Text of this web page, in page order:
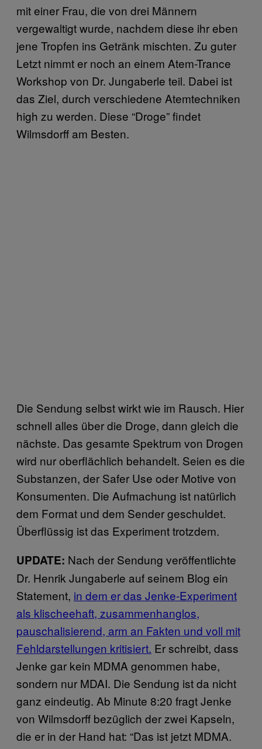
mit einer Frau, die von drei Männern
vergewaltigt wurde, nachdem diese ihr eben
jene Tropfen ins Getränk mischten. Zu guter
Letzt nimmt er noch an einem Atem-Trance
Workshop von Dr. Jungaberle teil. Dabei ist
das Ziel, durch verschiedene Atemtechniken
high zu werden. Diese “Droge” findet
Wilmsdorff am Besten.
Die Sendung selbst wirkt wie im Rausch. Hier
schnell alles über die Droge, dann gleich die
nächste. Das gesamte Spektrum von Drogen
wird nur oberflächlich behandelt. Seien es die
Substanzen, der Safer Use oder Motive von
Konsumenten. Die Aufmachung ist natürlich
dem Format und dem Sender geschuldet.
Überflüssig ist das Experiment trotzdem.
UPDATE: Nach der Sendung veröffentlichte
Dr. Henrik Jungaberle auf seinem Blog ein
Statement, in dem er das Jenke-Experiment
als klischeehaft, zusammenhanglos,
pauschalisierend, arm an Fakten und voll mit
Fehldarstellungen kritisiert. Er schreibt, dass
Jenke gar kein MDMA genommen habe,
sondern nur MDAI. Die Sendung ist da nicht
ganz eindeutig. Ab Minute 8:20 fragt Jenke
von Wilmsdorff bezüglich der zwei Kapseln,
die er in der Hand hat: “Das ist jetzt MDMA.